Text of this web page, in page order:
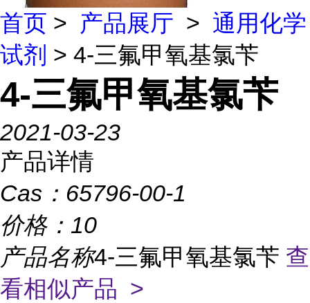
首页 > 产品展厅 > 通用化学
试剂 > 4-三氟甲氧基氯苄
4-三氟甲氧基氯苄
2021-03-23
产品详情
Cas： 65796-00-1
价格： 10
产品名称4-三氟甲氧基氯苄 查
看相似产品 >